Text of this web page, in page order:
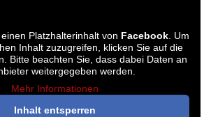
Platzhalterinhalt von Facebook. Um
Inhalt zuzugreifen, klicken Sie auf die
Bitte beachten Sie, dass dabei Daten an
weitergegeben werden.
Mehr Informationen
Inhalt entsperren